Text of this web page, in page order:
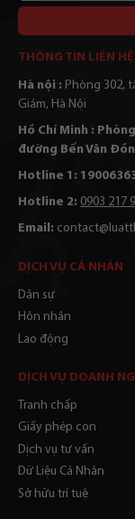
bạn
THÔNG TIN LIÊN HỆ
Hà nội : Phòng 302,
Giám, Hà Nội
Hồ Chí Minh :
đường Bến Vân
Hotline 1:
Hotline 2: 0903 217
Email:
DỊCH VỤ CÁ NHÂN
Dân sự
Hôn nhân
Lao động
DỊCH VỤ DOANH
Tranh chấp
Giấy phép con
Dịch vụ tư vấn
Dữ Liệu Cá Nhân
Sở hữu trí tuệ